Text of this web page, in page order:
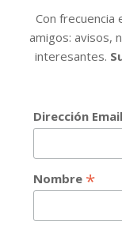
Con frecuencia
amigos: avisos,
interesantes.
Dirección Email
Nombre *